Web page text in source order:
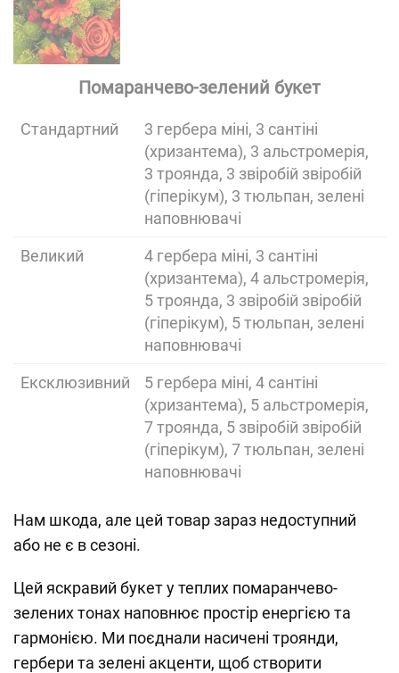
Помаранчево-зелений букет
Cтандартний
3 гербера міні, 3 сантіні
(хризантема), 3 альстромерія,
3 троянда, 3 звіробій звіробій
(гіперікум), 3 тюльпан, зелені
наповнювачі
Великий
4 гербера міні, 3 сантіні
(хризантема), 4 альстромерія,
5 троянда, 3 звіробій звіробій
(гіперікум), 5 тюльпан, зелені
наповнювачі
Ексклюзивний
5 гербера міні, 4 сантіні
(хризантема), 5 альстромерія,
7 троянда, 5 звіробій звіробій
(гіперікум), 7 тюльпан, зелені
наповнювачі
Нам шкода, але цей товар зараз недоступний
або не є в сезоні.
Цей яскравий букет у теплих помаранчево-
зелених тонах наповнює простір енергією та
гармонією. Ми поєднали насичені троянди,
гербери та зелені акценти, щоб створити